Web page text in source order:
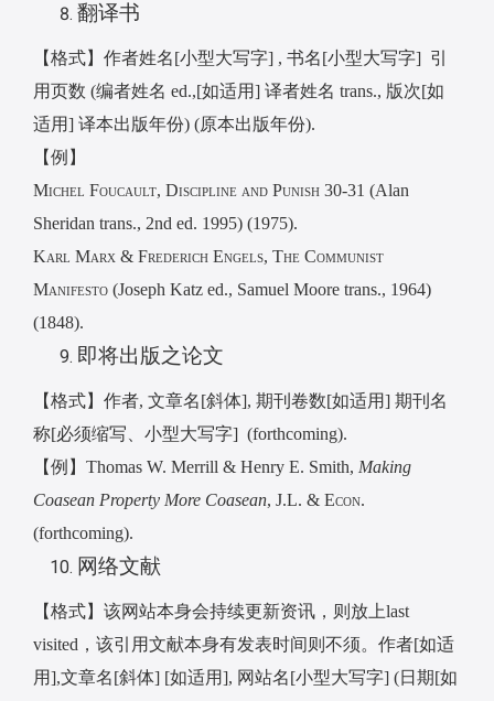
翻译书
【格式】作者姓名[小型大写字] , 书名[小型大写字] 引
用页数 (编者姓名 ed.,[如适用] 译者姓名 trans., 版次[如
适用] 译本出版年份) (原本出版年份).
【例】
Michel Foucault, Discipline and Punish 30-31 (Alan
Sheridan trans., 2nd ed. 1995) (1975).
Karl Marx & Frederich Engels, The Communist
Manifesto (Joseph Katz ed., Samuel Moore trans., 1964)
(1848).
即将出版之论文
【格式】作者, 文章名[斜体], 期刊卷数[如适用] 期刊名
称[必须缩写、小型大写字] (forthcoming).
【例】 Thomas W. Merrill & Henry E. Smith, Making
Coasean Property More Coasean, J.L. & Econ.
(forthcoming).
网络文献
【格式】该网站本身会持续更新资讯，则放上last
visited ，该引用文献本身有发表时间则不须。作者[如适
用],文章名[斜体] [如适用], 网站名[小型大写字] (日期[如